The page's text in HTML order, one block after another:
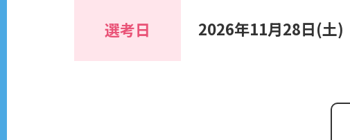
選考日 2026年11月28日(土)